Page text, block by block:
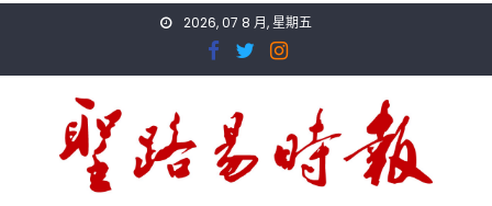
2026, 07 8 月, 星期五